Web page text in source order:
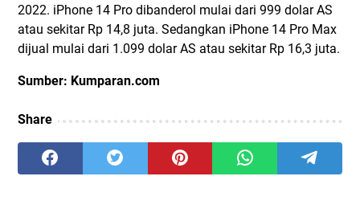
2022. iPhone 14 Pro dibanderol mulai dari 999 dolar AS
atau sekitar Rp 14,8 juta. Sedangkan iPhone 14 Pro Max
dijual mulai dari 1.099 dolar AS atau sekitar Rp 16,3 juta.
Sumber: Kumparan.com
Share